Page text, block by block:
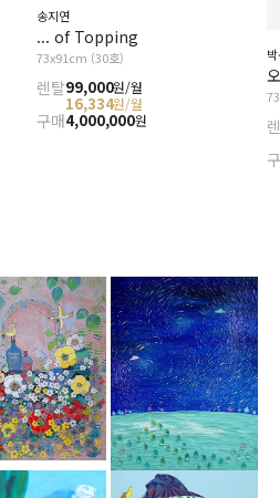
송지연
... of Topping
73x91cm (30호)
렌탈99,000원/월
16,334원/월
구매4,000,000원